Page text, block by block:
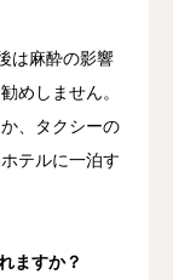
は麻酔の影響
めしません。
、タクシーの
テルに一泊す
ますか？